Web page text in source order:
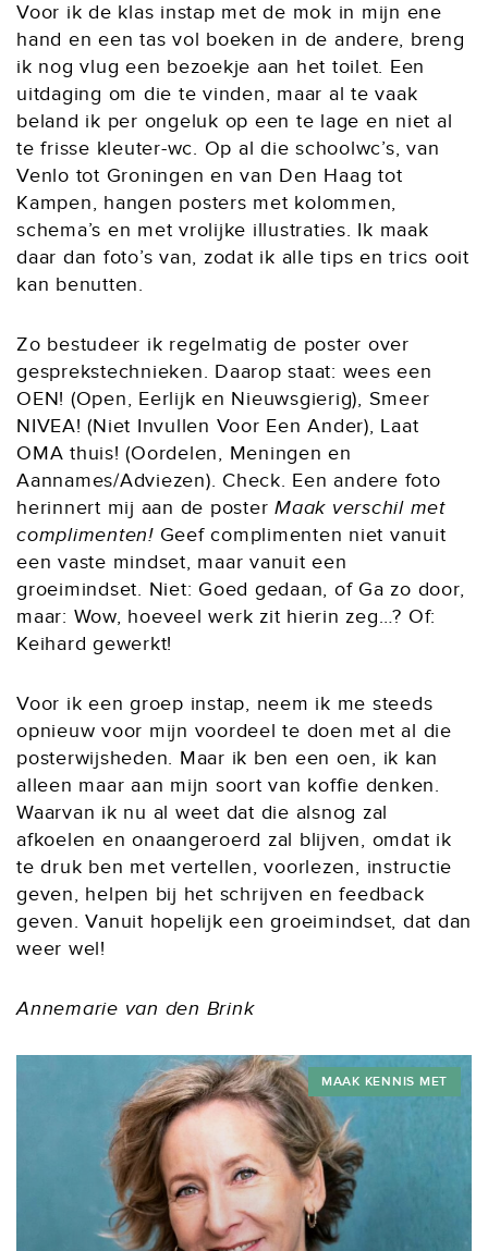
Voor ik de klas instap met de mok in mijn ene
hand en een tas vol boeken in de andere, breng
ik nog vlug een bezoekje aan het toilet. Een
uitdaging om die te vinden, maar al te vaak
beland ik per ongeluk op een te lage en niet al
te frisse kleuter-wc. Op al die schoolwc’s, van
Venlo tot Groningen en van Den Haag tot
Kampen, hangen posters met kolommen,
schema’s en met vrolijke illustraties. Ik maak
daar dan foto’s van, zodat ik alle tips en trics ooit
kan benutten.
Zo bestudeer ik regelmatig de poster over
gesprekstechnieken. Daarop staat: wees een
OEN! (Open, Eerlijk en Nieuwsgierig), Smeer
NIVEA! (Niet Invullen Voor Een Ander), Laat
OMA thuis! (Oordelen, Meningen en
Aannames/Adviezen). Check. Een andere foto
herinnert mij aan de posterMaak verschil met
complimenten!Geef complimenten niet vanuit
een vaste mindset, maar vanuit een
groeimindset. Niet: Goed gedaan, of Ga zo door,
maar: Wow, hoeveel werk zit hierin zeg…? Of:
Keihard gewerkt!
Voor ik een groep instap, neem ik me steeds
opnieuw voor mijn voordeel te doen met al die
posterwijsheden. Maar ik ben een oen, ik kan
alleen maar aan mijn soort van koffie denken.
Waarvan ik nu al weet dat die alsnog zal
afkoelen en onaangeroerd zal blijven, omdat ik
te druk ben met vertellen, voorlezen, instructie
geven, helpen bij het schrijven en feedback
geven. Vanuit hopelijk een groeimindset, dat dan
weer wel!
Annemarie van den Brink
MAAK KENNIS MET